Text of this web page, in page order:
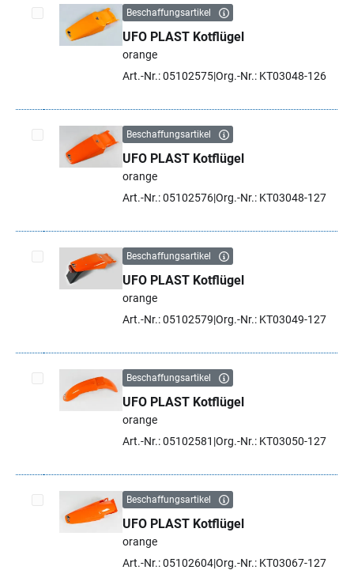
Artikel auswählen
Beschaffungsartikel
UFO PLAST Kotflügel
orange
Art.-Nr.: 05102575Org.-Nr.: KT03048-126
Artikel auswählen
Beschaffungsartikel
UFO PLAST Kotflügel
orange
Art.-Nr.: 05102576Org.-Nr.: KT03048-127
Artikel auswählen
Beschaffungsartikel
UFO PLAST Kotflügel
orange
Art.-Nr.: 05102579 Org.-Nr.: KT03049-127
Artikel auswählen
Beschaffungsartikel
UFO PLAST Kotflügel
orange
Art.-Nr.: 05102581 Org.-Nr.: KT03050-127
Artikel auswählen
Beschaffungsartikel
UFO PLAST Kotflügel
orange
Art.-Nr.: 05102604Org.-Nr.: KT03067-127